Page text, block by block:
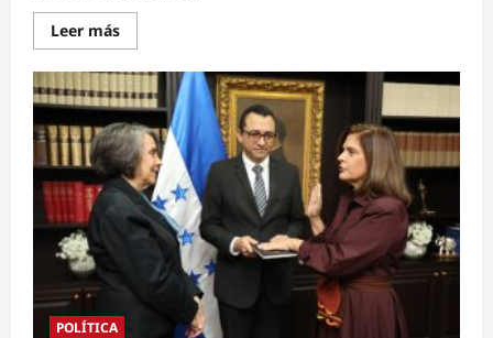
Leer másRead
more
Embajadora
de
Honduras
en
Alemania
presenta
Cartas
Credenciales
ante
el
presidente
Frank-
Walter
Steinmeier
POLÍTICA